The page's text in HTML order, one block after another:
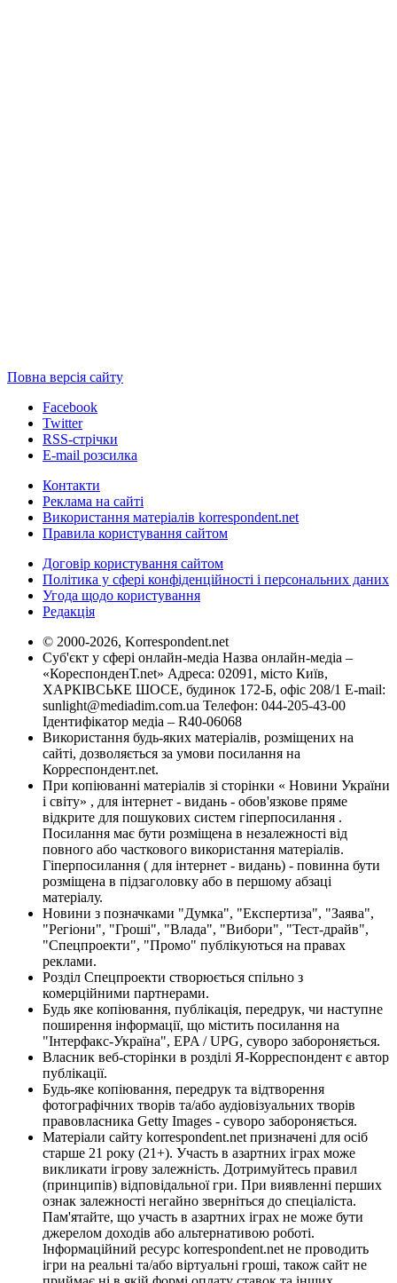
Повна версія сайту
Facebook
Twitter
RSS-стрічки
E-mail розсилка
Контакти
Реклама на сайті
Використання матеріалів korrespondent.net
Правила користування сайтом
Договір користування сайтом
Політика у сфері конфіденційності і персональних даних
Угода щодо користування
Редакція
© 2000-2026, Korrespondent.net
Суб'єкт у сфері онлайн-медіа Назва онлайн-медіа –
«КореспонденТ.net» Адреса: 02091, місто Київ,
ХАРКІВСЬКЕ ШОСЕ, будинок 172-Б, офіс 208/1 E-mail:
sunlight@mediadim.com.ua Телефон: 044-205-43-00
Ідентифікатор медіа – R40-06068
Використання будь-яких матеріалів, розміщених на
сайті, дозволяється за умови посилання на
Корреспондент.net.
При копіюванні матеріалів зі сторінки « Новини України
і світу» , для інтернет - видань - обов'язкове пряме
відкрите для пошукових систем гіперпосилання .
Посилання має бути розміщена в незалежності від
повного або часткового використання матеріалів.
Гіперпосилання ( для інтернет - видань) - повинна бути
розміщена в підзаголовку або в першому абзаці
матеріалу.
Новини з позначками "Думка", "Експертиза", "Заява",
"Регіони", "Гроші", "Влада", "Вибори", "Тест-драйв",
"Спецпроекти", "Промо" публікуються на правах
реклами.
Розділ Спецпроекти створюється спільно з
комерційними партнерами.
Будь яке копіювання, публікація, передрук, чи наступне
поширення інформації, що містить посилання на
"Інтерфакс-Україна", EPA / UPG, суворо забороняється.
Власник веб-сторінки в розділі Я-Корреспондент є автор
публікації.
Будь-яке копіювання, передрук та відтворення
фотографічних творів та/або аудіовізуальних творів
правовласника Getty Images - суворо забороняється.
Матеріали сайту korrespondent.net призначені для осіб
старше 21 року (21+). Участь в азартних іграх може
викликати ігрову залежність. Дотримуйтесь правил
(принципів) відповідальної гри. При виявленні перших
ознак залежності негайно зверніться до спеціаліста.
Пам'ятайте, що участь в азартних іграх не може бути
джерелом доходів або альтернативою роботі.
Інформаційний ресурс korrespondent.net не проводить
ігри на реальні та/або віртуальні гроші, також сайт не